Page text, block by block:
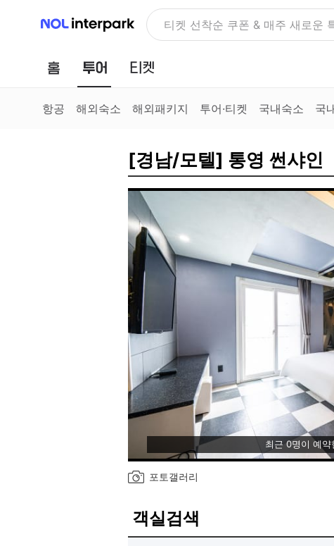
NOL 인터파크 NOLDAY, 최대 70% 여행 혜택
홈 투어
항공 해외숙소 해외패키지 투어·티켓 국내숙소 국
[경남/모텔] 통영 썬샤인
최근 0명이 예약
포토갤러리
객실검색